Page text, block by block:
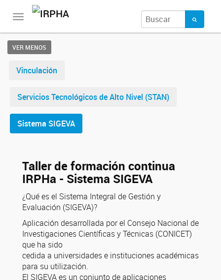
Toggle
VER MENOS
Vinculación
Servicios Tecnológicos de Alto Nivel (STAN)
Sistema SIGEVA
Taller de formación continua
IRPHa - Sistema SIGEVA
¿Qué es el Sistema Integral de Gestión y
Evaluación (SIGEVA)?
Aplicación desarrollada por el Consejo Nacional de
Investigaciones Científicas y Técnicas (CONICET)
que ha sido
cedida a universidades e instituciones académicas
para su utilización.
El SIGEVA es un conjunto de aplicaciones